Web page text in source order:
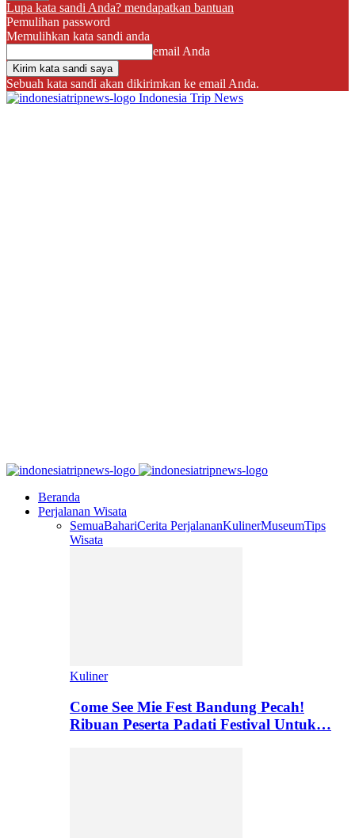
Lupa kata sandi Anda? mendapatkan bantuan
Pemulihan password
Memulihkan kata sandi anda
email Anda
Sebuah kata sandi akan dikirimkan ke email Anda.
Indonesia Trip News
Beranda
Perjalanan Wisata
SemuaBahariCerita PerjalananKulinerMuseumTips
Wisata
Kuliner
Come See Mie Fest Bandung Pecah!
Ribuan Peserta Padati Festival Untuk…